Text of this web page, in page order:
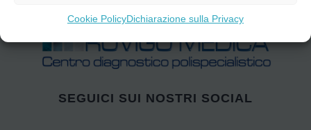
Cookie PolicyDichiarazione sulla Privacy
SEGUICI SUI NOSTRI SOCIAL